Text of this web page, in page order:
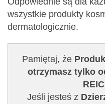
wszystkie produkty
dermatologicznie.
Pamiętaj, że
otrzymasz tylko
Jeśli jesteś z